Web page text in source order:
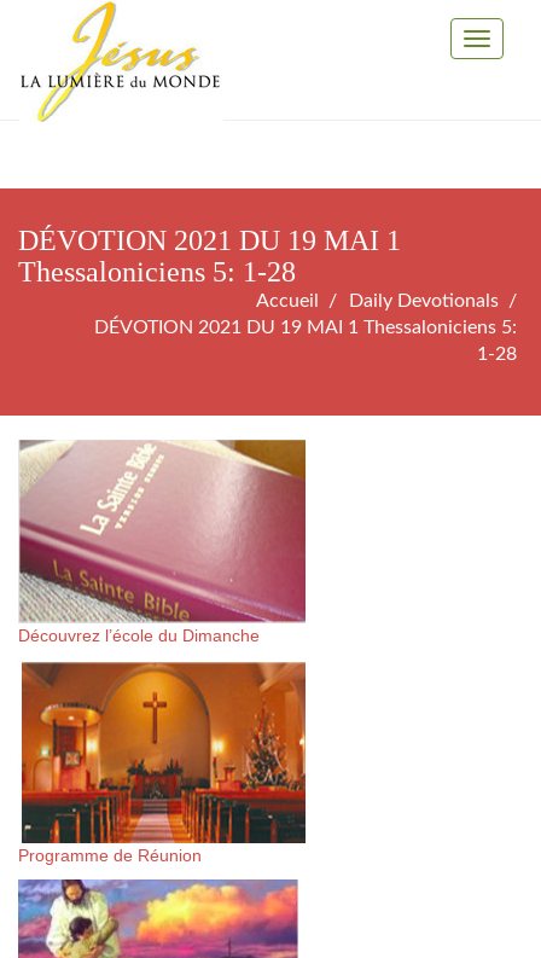
Toggle
DÉVOTION 2021 DU 19 MAI 1
Thessaloniciens 5: 1-28
Accueil
Daily Devotionals
DÉVOTION 2021 DU 19 MAI 1 Thessaloniciens 5:
1-28
Découvrez l’école du Dimanche
Programme de Réunion